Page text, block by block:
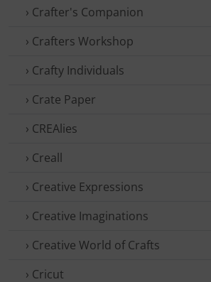
› Crafter's Companion
› Crafters Workshop
› Crafty Individuals
› Crate Paper
› CREAlies
› Creall
› Creative Expressions
› Creative Imaginations
› Creative World of Crafts
› Cricut